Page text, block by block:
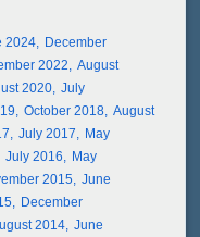
2024
December
2022
August
2020 July
October 2018 August
July 2017
May
July 2016
May
2015 June
December
2014 June